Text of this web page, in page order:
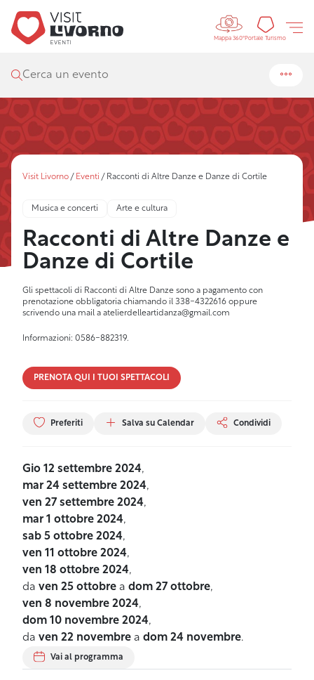
Controls
Mappa 360°Portale Turismo
Cerca un evento
Visit Livorno / Eventi / Racconti di Altre Danze e Danze di Cortile
Musica e concerti Arte e cultura
Racconti di Altre Danze e
Danze di Cortile
Gli spettacoli di Racconti di Altre Danze sono a pagamento con
prenotazione obbligatoria chiamando il 338-4322616 oppure
scrivendo una mail a atelierdelleartidanza@gmail.com
Informazioni: 0586-882319.
PRENOTA QUI I TUOI SPETTACOLI
Preferiti Salva su Calendar Condividi
Gio 12 settembre 2024,
mar 24 settembre 2024,
ven 27 settembre 2024,
mar 1 ottobre 2024,
sab 5 ottobre 2024,
ven 11 ottobre 2024,
ven 18 ottobre 2024,
da ven 25 ottobre a dom 27 ottobre,
ven 8 novembre 2024,
dom 10 novembre 2024,
da ven 22 novembre a dom 24 novembre.
Vai al programma